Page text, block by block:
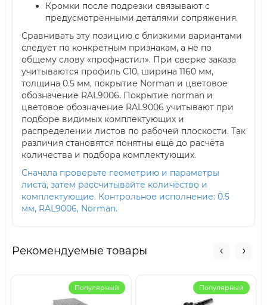
Кромки после подрезки связывают с
предусмотренными деталями сопряжения.
Сравнивать эту позицию с близкими вариантами
следует по конкретным признакам, а не по
общему слову «профнастил». При сверке заказа
учитываются профиль С10, ширина 1160 мм,
толщина 0.5 мм, покрытие Norman и цветовое
обозначение RAL9006. Покрытие norman и
цветовое обозначение RAL9006 учитывают при
подборе видимых комплектующих и
распределении листов по рабочей плоскости. Так
различия становятся понятны ещё до расчёта
количества и подбора комплектующих.
Сначала проверьте геометрию и параметры
листа, затем рассчитывайте количество и
комплектующие. Контрольное исполнение: 0.5
мм, RAL9006, Norman.
Рекомендуемые товары
Популярный Популярный